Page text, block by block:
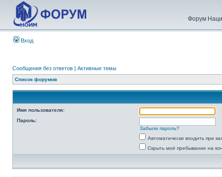
Форум
Вход
Сообщения без ответов | Активные темы
Список форумов
Имя пользователя:
Пароль:
Забыли пароль?
Автоматически входить при
Скрыть моё пребывание на